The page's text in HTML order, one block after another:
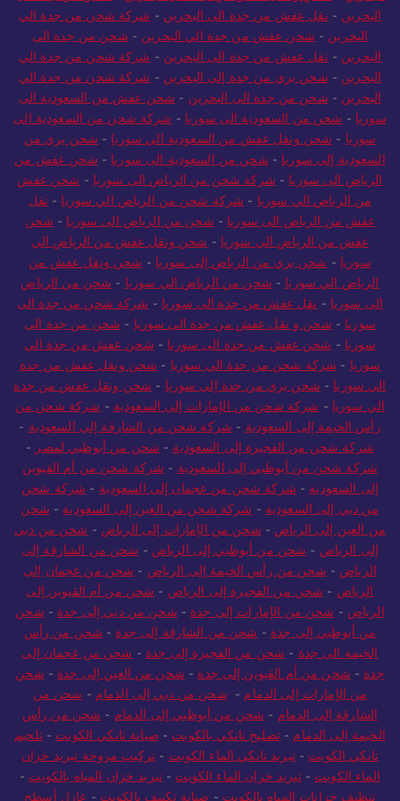
البحرين - نقل عفش من جدة الى البحرين - شركة شحن من جدة الي
البحرين - شحن عفش من جدة الي البحرين - شحن من جدة الى
البحرين - نقل عفش من جدة الى البحرين - شركة شحن من جدة الي
البحرين - شحن بري من جدة إلى البحرين - شركة شحن من جدة الي
البحرين - شحن من جدة الى البحرين - شحن عفش من السعودية الى
سوريا - شحن من السعودية الى سوريا - شركة شحن من السعودية الى
سوريا - شحن ونقل عفش من السعودية الي سوريا - شحن بري من
السعودية إلى سوريا - شحن من السعودية الى سوريا - شحن عفش من
الرياض الى سوريا - شركة شحن من الرياض الى سوريا - شحن عفش
من الرياض الي سوريا - شركة شحن من الرياض الي سوريا - نقل
عفش من الرياض الى سوريا - شحن من الرياض الى سوريا - شحن
عفش من الرياض الي سوريا - شحن ونقل عفش من الرياض الي
سوريا - شحن بري من الرياض إلى سوريا - شحن ونقل عفش من
الرياض الي سوريا - شحن من الرياض الى سوريا - شحن من الرياض
الى سوريا - نقل عفش من جدة الى سوريا - شركة شحن من جدة الى
سوريا - شحن و نقل عفش من جدة الى سوريا - شحن من جدة الى
سوريا - شحن عفش من جدة الى سوريا - شحن عفش من جدة الي
سوريا - شركة شحن من جدة الي سوريا - شحن ونقل عفش من جدة
الي سوريا - شحن بري من جدة إلى سوريا - شحن ونقل عفش من جدة
الي سوريا - شركة شحن من الإمارات إلى السعودية - شركة شحن من
رأس الخيمة إلى السعودية - شركة شحن من الشارقة إلى السعودية -
شركة شحن من الفجيرة إلى السعودية - شحن من أبوظبي لمصر -
شركة شحن من أبوظبي إلى السعودية - شركة شحن من أم القيوين
إلى السعودية - شركة شحن من عجمان إلى السعودية - شركة شحن
من دبي إلى السعودية - شركة شحن من العين إلى السعودية - شحن
من العين إلى الرياض - شحن من الإمارات إلى الرياض - شحن من دبي
إلى الرياض - شحن من أبوظبي إلى الرياض - شحن من الشارقة إلى
الرياض - شحن من رأس الخيمة إلى الرياض - شحن من عجمان إلى
الرياض - شحن من الفجيرة إلى الرياض - شحن من أم القيوين إلى
الرياض - شحن من الإمارات إلى جدة - شحن من دبي إلى جدة - شحن
من أبوظبي إلى جدة - شحن من الشارقة إلى جدة - شحن من رأس
الخيمة الى جدة - شحن من الفجيرة إلى جدة - شحن من عجمان إلى
جدة - شحن من أم القيوين إلى جدة - شحن من العين إلى جدة - شحن
من الإمارات إلى الدمام - شحن من دبي إلى الدمام - شحن من
الشارقة إلى الدمام - شحن من أبوظبي إلى الدمام - شحن من رأس
الخيمة إلى الدمام -تصليح تانكي بالكويت - صيانة تانكي الكويت -تلحيم
تانكي الكويت -تبريد تانكي الماء الكويت - تركيب مروحة تبريد خزان
الماء الكويت -تبريد خزان الماء الكويت - تبريد خزان المياه بالكويت -
تنظيف خزانات المياه بالكويت - صيانة تكييف بالكويت - عازل أسطح